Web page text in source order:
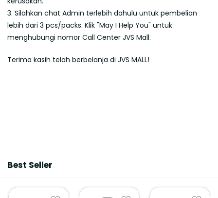
3. Silahkan chat Admin terlebih dahulu untuk pembelian
lebih dari 3 pcs/packs. Klik "May I Help You" untuk
menghubungi nomor Call Center JVS Mall.
Terima kasih telah berbelanja di JVS MALL!
Best Seller